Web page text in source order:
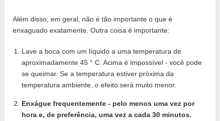
Além disso, em geral, não é tão importante o que é
enxaguado exatamente. Outra coisa é importante:
Lave a boca com um líquido a uma temperatura de
aproximadamente 45 ° C. Acima é impossível - você pode
se queimar. Se a temperatura estiver próxima da
temperatura ambiente, o efeito será muito menor.
Enxágue frequentemente - pelo menos uma vez por
hora e, de preferência, uma vez a cada 30 minutos.